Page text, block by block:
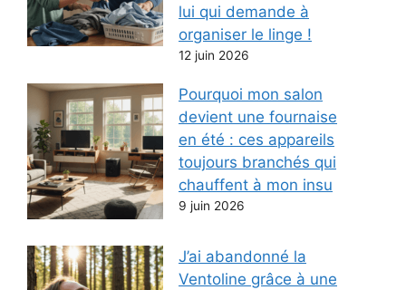
lui qui demande à
organiser le linge !
12 juin 2026
Pourquoi mon salon
devient une fournaise
en été : ces appareils
toujours branchés qui
chauffent à mon insu
9 juin 2026
J’ai abandonné la
Ventoline grâce à une